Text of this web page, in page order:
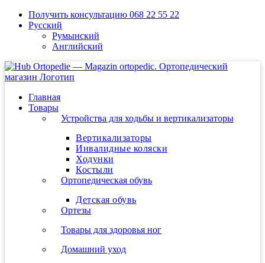
Skip
Получить консультацию 068 22 55 22
Русский
Румынский
Английский
Главная
Товары
Устройства для ходьбы и вертикализаторы
Вертикализаторы
Инвалидные коляски
Ходунки
Костыли
Ортопедическая обувь
Детская обувь
Ортезы
Товары для здоровья ног
Домашний уход